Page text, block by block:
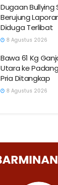
Dugaan Bullying
Berujung
Diduga Terlibat
8 Agustus 2026
Bawa 61 Kg
Utara ke
Pria Ditangkap
8 Agustus 2026